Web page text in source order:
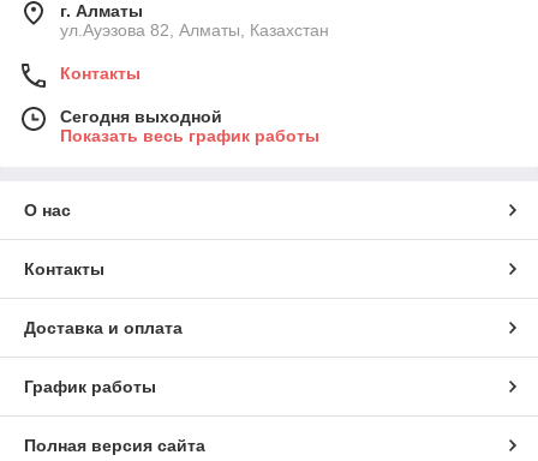
г. Алматы
ул.Ауэзова 82, Алматы, Казахстан
Контакты
Сегодня выходной
Показать весь график работы
О нас
Контакты
Доставка и оплата
График работы
Полная версия сайта